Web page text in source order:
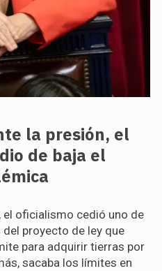
la presión, el
de baja el
el oficialismo cedió uno de
proyecto de ley que
para adquirir tierras por
sacaba los límites en